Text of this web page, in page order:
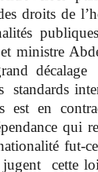
droits de
ministre
standards
est en
qui
fut-
cette